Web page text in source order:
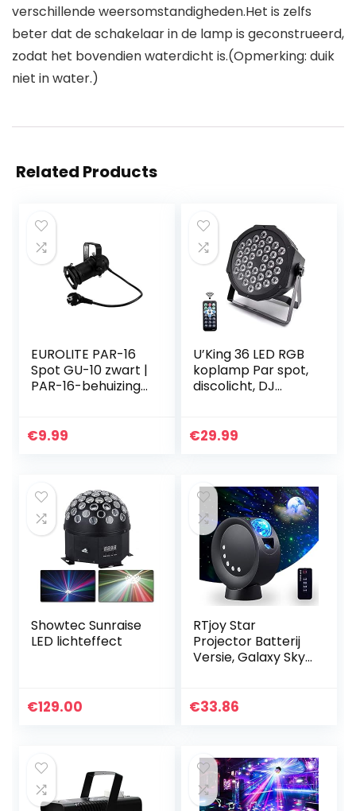
verschillende weersomstandigheden.Het is zelfs
beter dat de schakelaar in de lamp is geconstrueerd,
zodat het bovendien waterdicht is.(Opmerking: duik
niet in water.)
Related Products
EUROLITE PAR-16
Spot GU-10 zwart |
PAR-16-behuizing
kabel)
€9.99
U’King 36 LED RGB
koplamp Par spot,
discolicht, DJ
met draadloze
€29.99
Showtec Sunraise
LED lichteffect
€129.00
RTjoy Star
Projector Batterij
Versie, Galaxy Sky
Nachtlampje
of 3H 2000mAh
Batterij Werkt
(zwart)
€33.86